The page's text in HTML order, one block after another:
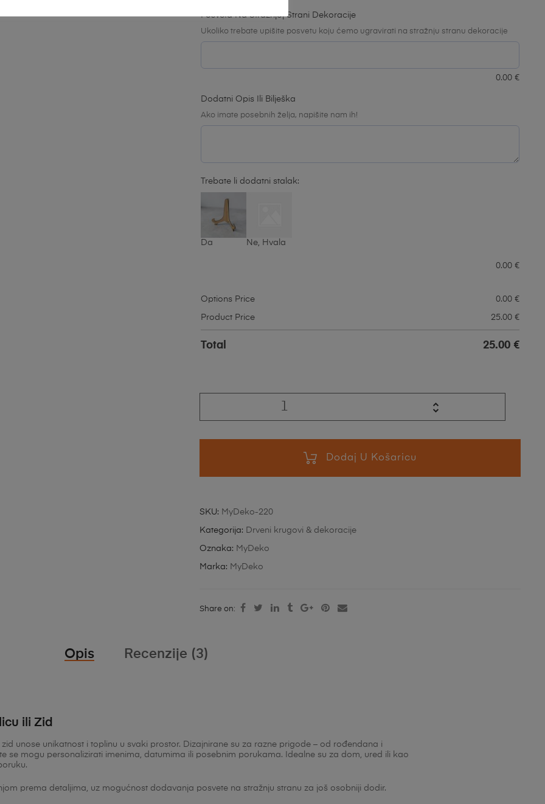
Posveta Na Stražnjoj Strani Dekoracije
Ukoliko trebate upišite posvetu koju ćemo ugravirati na stražnju stranu dekoracije
0.00 €
Dodatni Opis Ili Bilješka
Ako imate posebnih želja, napišite nam ih!
Trebate li dodatni stalak:
Da Ne, Hvala
0.00 €
Options Price 0.00 €
Product Price 25.00 €
Total 25.00 €
Dodaj U Košaricu
SKU: MyDeko-220
Kategorija: Drveni krugovi & dekoracije
Oznaka: MyDeko
Marka: MyDeko
Share on:
Opis Recenzije (3)
ili Zid
unose unikatnost i toplinu u svaki prostor. Dizajnirane su za razne prigode – od rođendana i
se mogu personalizirati imenima, datumima ili posebnim porukama. Idealne su za dom, ured ili kao
prema detaljima, uz mogućnost dodavanja posvete na stražnju stranu za još osobniji dodir.